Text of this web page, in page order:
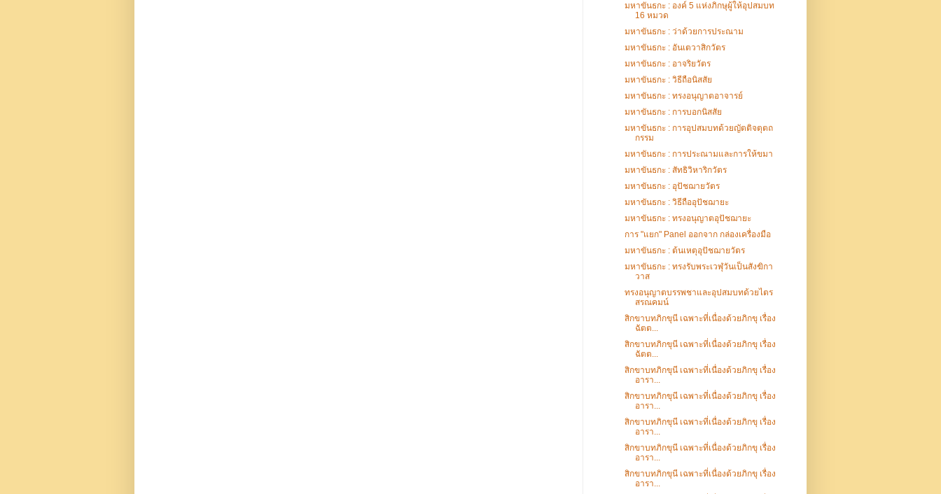
มหาขันธกะ : องค์ 5 แห่งภิกษุผู้ให้อุปสมบท
16 หมวด
มหาขันธกะ : ว่าด้วยการประณาม
มหาขันธกะ : อันเตวาสิกวัตร
มหาขันธกะ : อาจริยวัตร
มหาขันธกะ : วิธีถือนิสสัย
มหาขันธกะ : ทรงอนุญาตอาจารย์
มหาขันธกะ : การบอกนิสสัย
มหาขันธกะ : การอุปสมบทด้วยญัตติจตุตถ
กรรม
มหาขันธกะ : การประณามและการให้ขมา
มหาขันธกะ : สัทธิวิหาริกวัตร
มหาขันธกะ : อุปัชฌายวัตร
มหาขันธกะ : วิธีถืออุปัชฌายะ
มหาขันธกะ : ทรงอนุญาตอุปัชฌายะ
การ "แยก" Panel ออกจาก กล่องเครื่องมือ
มหาขันธกะ : ต้นเหตุอุปัชฌายวัตร
มหาขันธกะ : ทรงรับพระเวฬุวันเป็นสังฆิกา
วาส
ทรงอนุญาตบรรพชาและอุปสมบทด้วยไตร
สรณคมน์
สิกขาบทภิกขุนี เฉพาะที่เนื่องด้วยภิกขุ เรื่อง
ฉัตต...
สิกขาบทภิกขุนี เฉพาะที่เนื่องด้วยภิกขุ เรื่อง
ฉัตต...
สิกขาบทภิกขุนี เฉพาะที่เนื่องด้วยภิกขุ เรื่อง
อารา...
สิกขาบทภิกขุนี เฉพาะที่เนื่องด้วยภิกขุ เรื่อง
อารา...
สิกขาบทภิกขุนี เฉพาะที่เนื่องด้วยภิกขุ เรื่อง
อารา...
สิกขาบทภิกขุนี เฉพาะที่เนื่องด้วยภิกขุ เรื่อง
อารา...
สิกขาบทภิกขุนี เฉพาะที่เนื่องด้วยภิกขุ เรื่อง
อารา...